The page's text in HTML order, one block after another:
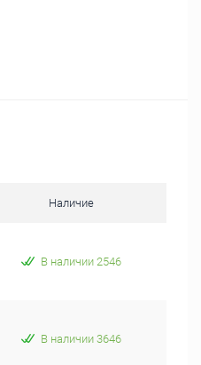
Наличие
В наличии 2546
В наличии 3646